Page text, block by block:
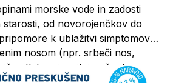
morske vode in zadosti
starosti, od novorojenčkov do
k ublažitvi simptomov,
nosom (npr. srbeči nos,
tlak v sinusih in ušesih,